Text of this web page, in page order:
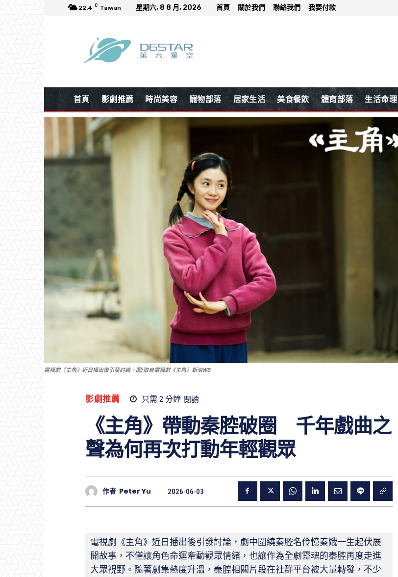
22.4 C Taiwan 星期六, 8 8 月, 2026 首頁 關於我們 聯絡我們 我要付款
首頁 影劇推薦 時尚美容 寵物部落 居家生活 美食餐飲 體育部落 生活命理
電視劇《主角》近日播出後引發討論。圖/取自電視劇《主角》新浪WB
影劇推薦 只需 2 分鐘 閱讀
《主角》帶動秦腔破圈 千年戲曲之
聲為何再次打動年輕觀眾
作者 Peter Yu 2026-06-03
電視劇《主角》近日播出後引發討論，劇中圍繞秦腔名伶憶秦娥一生起伏展
開故事，不僅讓角色命運牽動觀眾情緒，也讓作為全劇靈魂的秦腔再度走進
大眾視野。隨著劇集熱度升溫，秦腔相關片段在社群平台被大量轉發，不少